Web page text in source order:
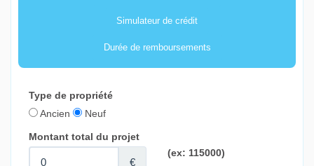
Simulateur de crédit
Durée de remboursements